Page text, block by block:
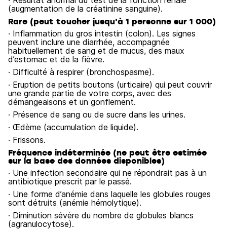
(augmentation de la créatinine sanguine).
Rare (peut toucher jusqu'à 1 personne sur 1 000)
· Inflammation du gros intestin (colon). Les signes
peuvent inclure une diarrhée, accompagnée
habituellement de sang et de mucus, des maux
d’estomac et de la fièvre.
· Difficulté à respirer (bronchospasme).
· Eruption de petits boutons (urticaire) qui peut couvrir
une grande partie de votre corps, avec des
démangeaisons et un gonflement.
· Présence de sang ou de sucre dans les urines.
· Œdème (accumulation de liquide).
· Frissons.
Fréquence indéterminée (ne peut être estimée
sur la base des données disponibles)
· Une infection secondaire qui ne répondrait pas à un
antibiotique prescrit par le passé.
· Une forme d’anémie dans laquelle les globules rouges
sont détruits (anémie hémolytique).
· Diminution sévère du nombre de globules blancs
(agranulocytose).